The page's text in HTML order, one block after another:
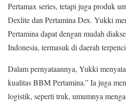
Pertamax series, tetapi juga produk
Dexlite dan Pertamina Dex. Yukki
Pertamina dapat dengan mudah
Indonesia, termasuk di daerah
Dalam pernyataannya, Yukki
kualitas BBM Pertamina.” Ia juga
logistik, seperti truk, umumnya